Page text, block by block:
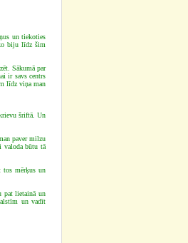
un tiekoties
biju līdz šim
Sākumā par
ir savs centrs
līdz viņa man
šriftā. Un
paver milzu
valoda būtu tā
tos mērķus un
pat lietainā un
un vadīt